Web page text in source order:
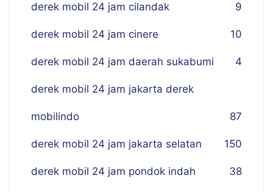
derek mobil 24 jam cilandak 9
derek mobil 24 jam cinere 10
derek mobil 24 jam daerah sukabumi 4
derek mobil 24 jam jakarta derek
mobilindo 87
derek mobil 24 jam jakarta selatan 150
derek mobil 24 jam pondok indah 38